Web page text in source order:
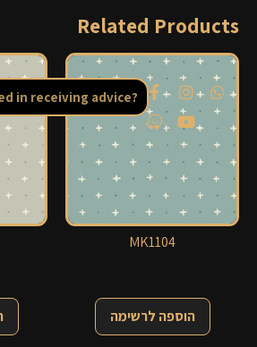
Related Products
MK1104
הוספה לרשימה
in receiving advice?